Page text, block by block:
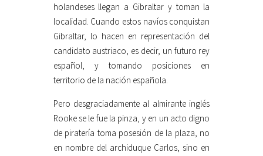
holandeses llegan a Gibraltar y toman la
localidad. Cuando estos navíos conquistan
Gibraltar, lo hacen en representación del
candidato austriaco, es decir, un futuro rey
español, y tomando posiciones en
territorio de la nación española.
Pero desgraciadamente al almirante inglés
Rooke se le fue la pinza, y en un acto digno
de piratería toma posesión de la plaza, no
en nombre del archiduque Carlos, sino en